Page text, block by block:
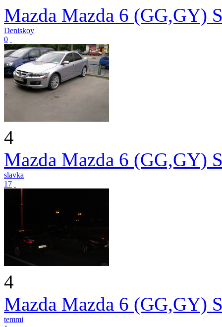
Mazda Mazda 6 (GG,GY)
Deniskoy
0
4
Mazda Mazda 6 (GG,GY)
slavka
17
4
Mazda Mazda 6 (GG,GY)
temmi